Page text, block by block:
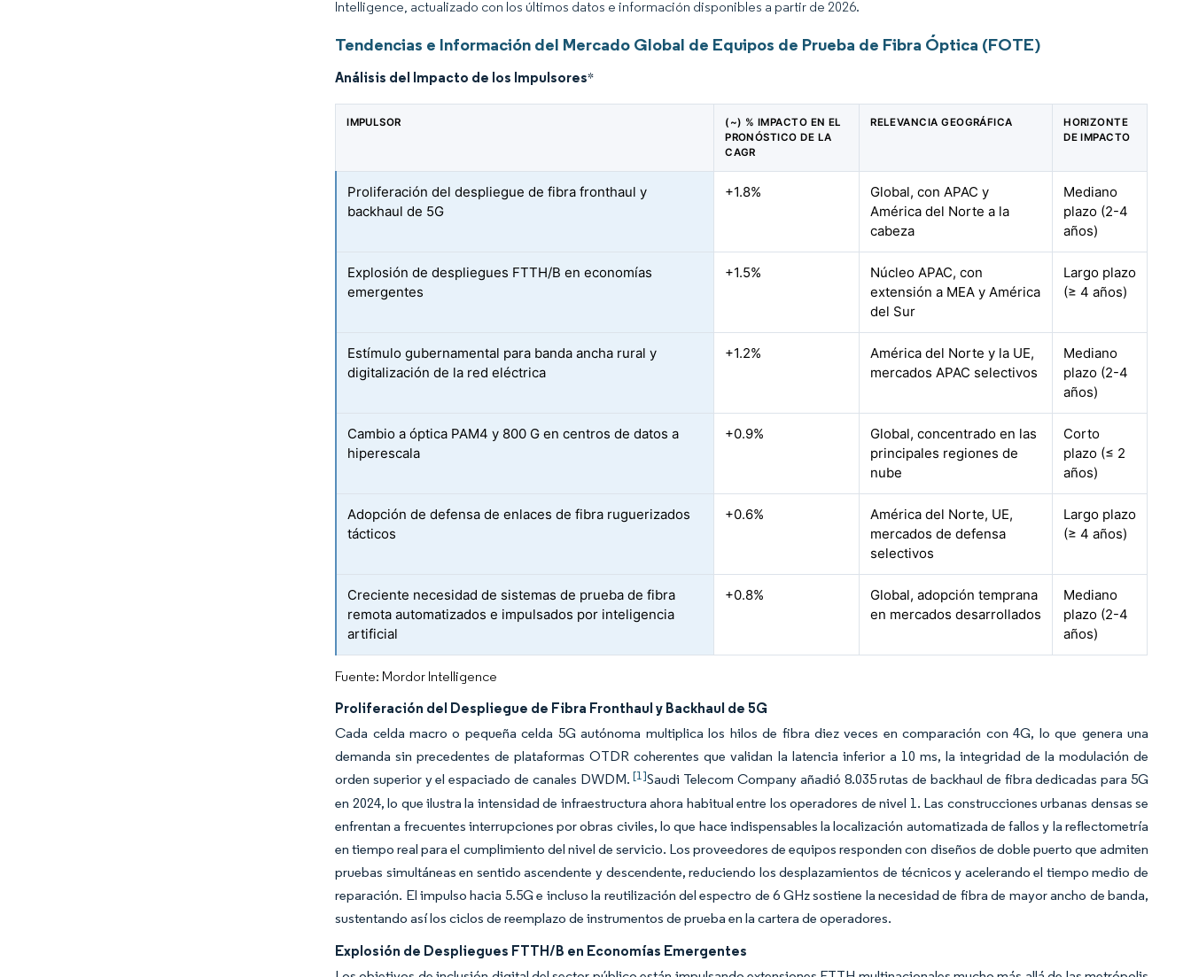
Intelligence, actualizado con los últimos datos e información disponibles a partir de 2026.
Tendencias e Información del Mercado Global de Equipos de Prueba de Fibra Óptica (FOTE)
Análisis del Impacto de los Impulsores*
IMPULSOR
(~) % IMPACTO EN EL
PRONÓSTICO DE LA
CAGR
RELEVANCIA GEOGRÁFICA
HORIZONTE
DE IMPACTO
Proliferación del despliegue de fibra fronthaul y
backhaul de 5G
+1.8%
Global, con APAC y
América del Norte a la
cabeza
Mediano
plazo (2-4
años)
Explosión de despliegues FTTH/B en economías
emergentes
+1.5%
Núcleo APAC, con
extensión a MEA y América
del Sur
Largo plazo
(≥ 4 años)
Estímulo gubernamental para banda ancha rural y
digitalización de la red eléctrica
+1.2%
América del Norte y la UE,
mercados APAC selectivos
Mediano
plazo (2-4
años)
Cambio a óptica PAM4 y 800 G en centros de datos a
hiperescala
+0.9%
Global, concentrado en las
principales regiones de
nube
Corto
plazo (≤ 2
años)
Adopción de defensa de enlaces de fibra ruguerizados
tácticos
+0.6%
América del Norte, UE,
mercados de defensa
selectivos
Largo plazo
(≥ 4 años)
Creciente necesidad de sistemas de prueba de fibra
remota automatizados e impulsados por inteligencia
artificial
+0.8%
Global, adopción temprana
en mercados desarrollados
Mediano
plazo (2-4
años)
Fuente: Mordor Intelligence
Proliferación del Despliegue de Fibra Fronthaul y Backhaul de 5G
Cada celda macro o pequeña celda 5G autónoma multiplica los hilos de fibra diez veces en comparación con 4G, lo que genera una
demanda sin precedentes de plataformas OTDR coherentes que validan la latencia inferior a 10 ms, la integridad de la modulación de
orden superior y el espaciado de canales DWDM.[1]Saudi Telecom Company añadió 8.035 rutas de backhaul de fibra dedicadas para 5G
en 2024, lo que ilustra la intensidad de infraestructura ahora habitual entre los operadores de nivel 1. Las construcciones urbanas densas se
enfrentan a frecuentes interrupciones por obras civiles, lo que hace indispensables la localización automatizada de fallos y la reflectometría
en tiempo real para el cumplimiento del nivel de servicio. Los proveedores de equipos responden con diseños de doble puerto que admiten
pruebas simultáneas en sentido ascendente y descendente, reduciendo los desplazamientos de técnicos y acelerando el tiempo medio de
reparación. El impulso hacia 5.5G e incluso la reutilización del espectro de 6 GHz sostiene la necesidad de fibra de mayor ancho de banda,
sustentando así los ciclos de reemplazo de instrumentos de prueba en la cartera de operadores.
Explosión de Despliegues FTTH/B en Economías Emergentes